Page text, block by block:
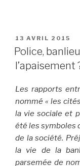
PUBLIÉ
LE
13 AVRIL 2015
Police,
l’apaisement
Les rapports
nommé « les
la vie sociale et
été les symboles
de la société.
la vie de la
parsemée de